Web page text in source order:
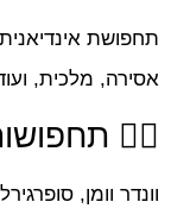
תחפושת
אסירה, מלכית,
🤸‍♀️
וונדר וומן,